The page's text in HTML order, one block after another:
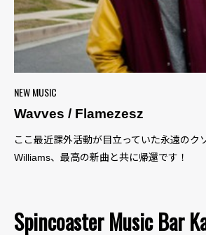
NEW MUSIC
Wavves / Flamezesz
ここ最近課外活動が目立っていた永遠のク
Williams、最高の新曲と共に帰還です！
Spincoaster Music Bar